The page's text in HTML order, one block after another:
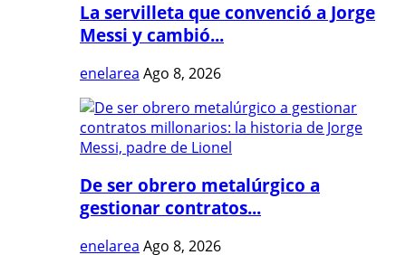
La servilleta que convenció a Jorge
Messi y cambió...
enelarea Ago 8, 2026
De ser obrero metalúrgico a
gestionar contratos...
enelarea Ago 8, 2026